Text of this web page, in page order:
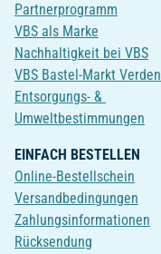
Partnerprogramm
VBS als Marke
Nachhaltigkeit bei VBS
VBS Bastel-Markt Verden
Entsorgungs- &
Umweltbestimmungen
EINFACH BESTELLEN
Online-Bestellschein
Versandbedingungen
Zahlungsinformationen
Rücksendung